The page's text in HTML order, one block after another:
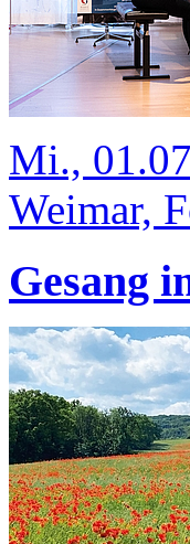
Mi.,
Weimar,
Gesang